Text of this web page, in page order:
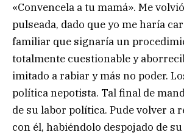
«Convencela a tu mamá». Me
pulseada, dado que yo me haría
familiar que signaría un
totalmente cuestionable y
imitado a rabiar y más no poder.
política nepotista. Tal final de
de su labor política. Pude volver a
con él, habiéndolo despojado de